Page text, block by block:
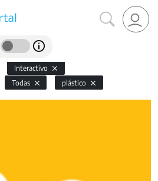
Interactivo
Todas plástico